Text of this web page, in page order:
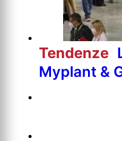
Tendenze
Myplant &